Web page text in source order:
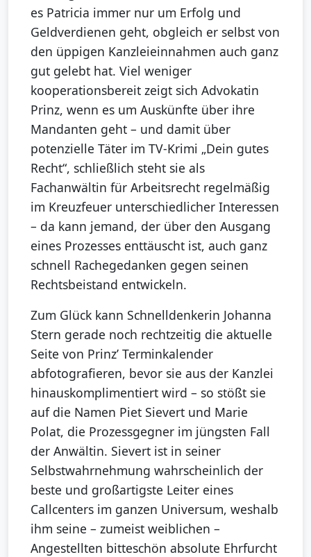
es Patricia immer nur um Erfolg und
Geldverdienen geht, obgleich er selbst von
den üppigen Kanzleieinnahmen auch ganz
gut gelebt hat. Viel weniger
kooperationsbereit zeigt sich Advokatin
Prinz, wenn es um Auskünfte über ihre
Mandanten geht – und damit über
potenzielle Täter im TV-Krimi „Dein gutes
Recht“, schließlich steht sie als
Fachanwältin für Arbeitsrecht regelmäßig
im Kreuzfeuer unterschiedlicher Interessen
– da kann jemand, der über den Ausgang
eines Prozesses enttäuscht ist, auch ganz
schnell Rachegedanken gegen seinen
Rechtsbeistand entwickeln.
Zum Glück kann Schnelldenkerin Johanna
Stern gerade noch rechtzeitig die aktuelle
Seite von Prinz’ Terminkalender
abfotografieren, bevor sie aus der Kanzlei
hinauskomplimentiert wird – so stößt sie
auf die Namen Piet Sievert und Marie
Polat, die Prozessgegner im jüngsten Fall
der Anwältin. Sievert ist in seiner
Selbstwahrnehmung wahrscheinlich der
beste und großartigste Leiter eines
Callcenters im ganzen Universum, weshalb
ihm seine – zumeist weiblichen –
Angestellten bitteschön absolute Ehrfurcht